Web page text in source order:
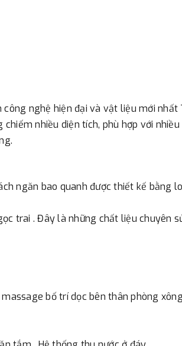
nghệ hiện đại và vật liệu mới nhất
nhiều diện tích, phù hợp với
ngăn bao quanh được thiết kế bằng
trai . Đây là những chất liệu chuyên
bố trí dọc bên thân phòng